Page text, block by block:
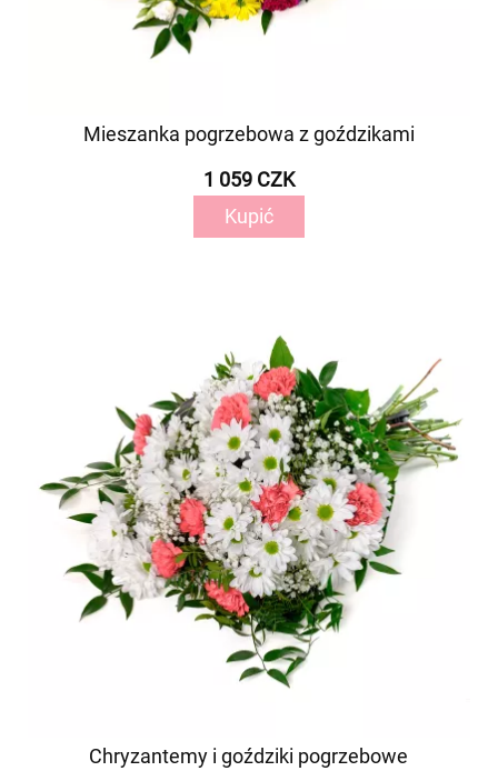
Mieszanka pogrzebowa z goździkami
1 059 CZK
Kupić
Chryzantemy i goździki pogrzebowe